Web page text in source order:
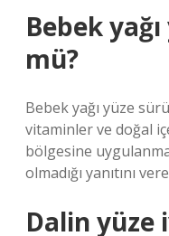
Bebek
mü?
Bebek yağı yüze
vitaminler ve doğal
bölgesine
olmadığı yanıtını
Dalin yüze